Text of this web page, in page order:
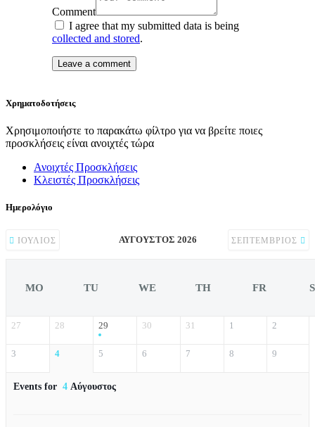
Comment
I agree that my submitted data is being
collected and stored.
Χρηματοδοτήσεις
Χρησιμοποιήστε το παρακάτω φίλτρο για να βρείτε ποιες
προσκλήσεις είναι ανοιχτές τώρα
Ανοιχτές Προσκλήσεις
Κλειστές Προσκλήσεις
Ημερολόγιο
ΙΟΎΛΙΟΣ ΑΎΓΟΥΣΤΟΣ 2026 ΣΕΠΤΈΜΒΡΙΟΣ
MO TU WE TH FR
27 28 29 30 31 1 2
3 4 5 6 7 8 9
Events for 4 Αύγουστος